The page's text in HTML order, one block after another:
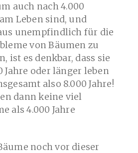
auch nach 4.000
Leben sind, und
unempfindlich für die
von Bäumen zu
ist es denkbar, dass sie
Jahre oder länger leben
also 8.000 Jahre!
dann keine viel
als 4.000 Jahre
noch vor dieser